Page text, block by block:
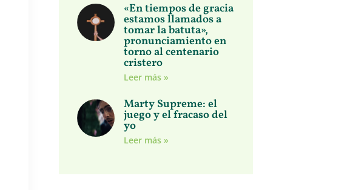
«En tiempos de gracia
estamos llamados a
tomar la batuta»,
pronunciamiento en
torno al centenario
cristero
Leer más »
Marty Supreme: el
juego y el fracaso del
yo
Leer más »